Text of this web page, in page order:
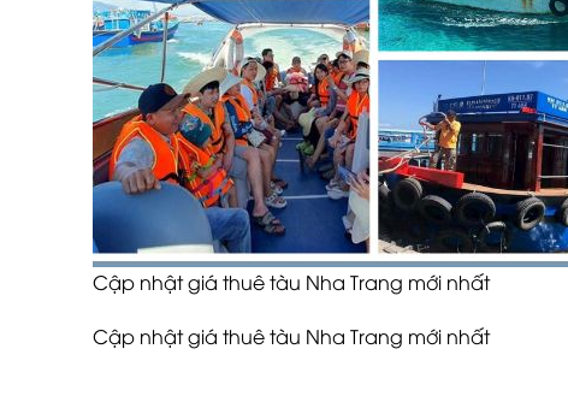
Cập nhật giá thuê tàu Nha Trang mới nhất
Cập nhật giá thuê tàu Nha Trang mới nhất